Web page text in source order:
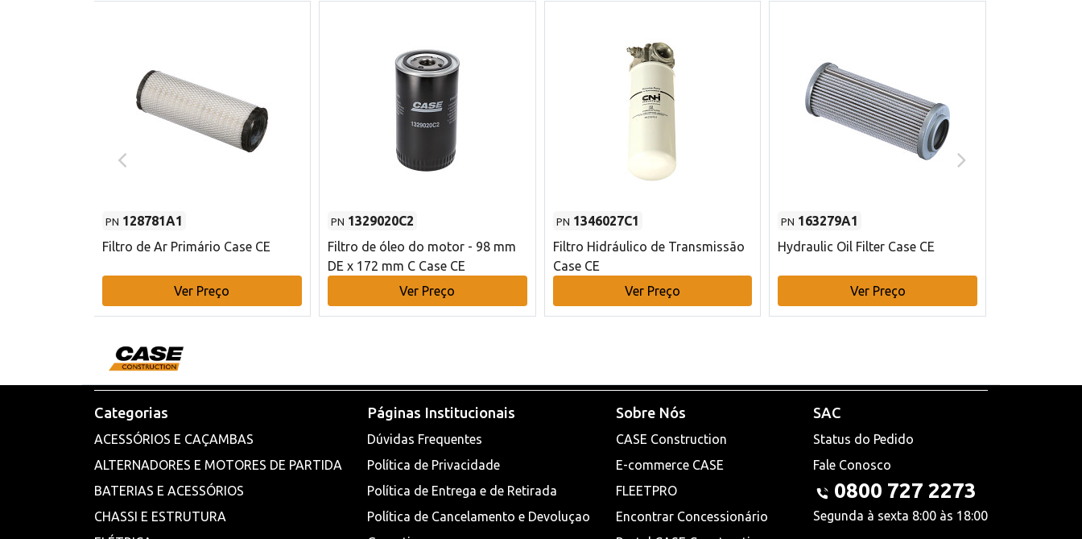
PN 128781A1
Filtro de Ar Primário Case CE
Ver Preço
PN 1329020C2
Filtro de óleo do motor - 98 mm
DE x 172 mm C Case CE
Ver Preço
PN 1346027C1
Filtro Hidráulico de Transmissão
Case CE
Ver Preço
PN 163279A1
Hydraulic Oil Filter Case CE
Ver Preço
Categorias
ACESSÓRIOS E CAÇAMBAS
ALTERNADORES E MOTORES DE PARTIDA
BATERIAS E ACESSÓRIOS
CHASSI E ESTRUTURA
Páginas Institucionais
Dúvidas Frequentes
Política de Privacidade
Política de Entrega e de Retirada
Política de Cancelamento e Devoluçao
Sobre Nós
CASE Construction
E-commerce CASE
FLEETPRO
Encontrar Concessionário
SAC
Status do Pedido
Fale Conosco
0800 727 2273
Segunda à sexta 8:00 às 18:00